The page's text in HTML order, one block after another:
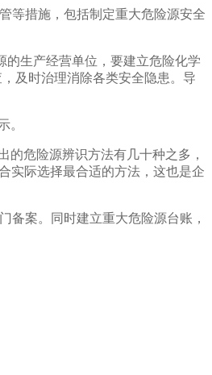
等措施，包括制定重大危险源安全
生产经营单位，要建立危险化学
及时治理消除各类安全隐患。导
。
危险源辨识方法有几十种之多，
实际选择最合适的方法，这也是企
案。同时建立重大危险源台账，